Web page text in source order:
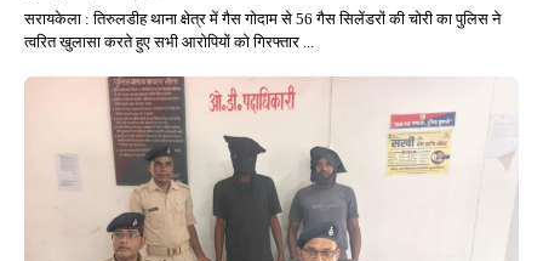
सरायकेला : तिरुलडीह थाना क्षेत्र में गैस गोदाम से 56 गैस सिलेंडरों की चोरी का पुलिस ने
त्वरित खुलासा करते हुए सभी आरोपियों को गिरफ्तार ...